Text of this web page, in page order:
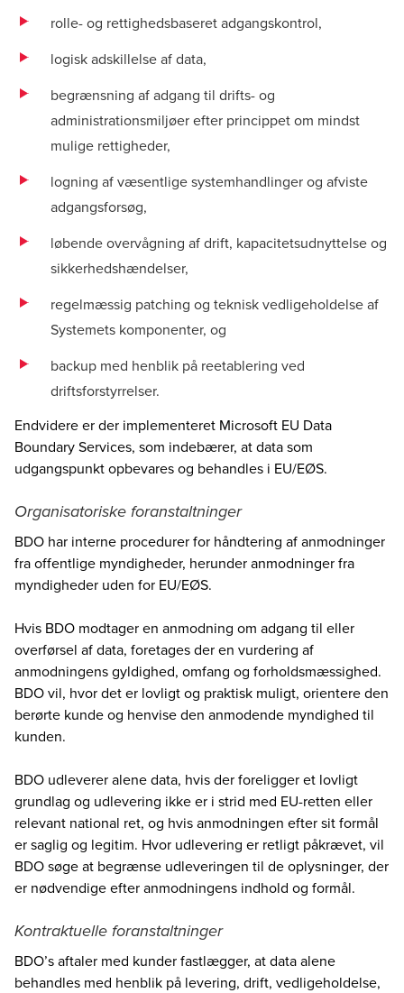
rolle- og rettighedsbaseret adgangskontrol,
logisk adskillelse af data,
begrænsning af adgang til drifts- og
administrationsmiljøer efter princippet om mindst
mulige rettigheder,
logning af væsentlige systemhandlinger og afviste
adgangsforsøg,
løbende overvågning af drift, kapacitetsudnyttelse og
sikkerhedshændelser,
regelmæssig patching og teknisk vedligeholdelse af
Systemets komponenter, og
backup med henblik på reetablering ved
driftsforstyrrelser.
Endvidere er der implementeret Microsoft EU Data
Boundary Services, som indebærer, at data som
udgangspunkt opbevares og behandles i EU/EØS.
Organisatoriske foranstaltninger
BDO har interne procedurer for håndtering af anmodninger
fra offentlige myndigheder, herunder anmodninger fra
myndigheder uden for EU/EØS.
Hvis BDO modtager en anmodning om adgang til eller
overførsel af data, foretages der en vurdering af
anmodningens gyldighed, omfang og forholdsmæssighed.
BDO vil, hvor det er lovligt og praktisk muligt, orientere den
berørte kunde og henvise den anmodende myndighed til
kunden.
BDO udleverer alene data, hvis der foreligger et lovligt
grundlag og udlevering ikke er i strid med EU-retten eller
relevant national ret, og hvis anmodningen efter sit formål
er saglig og legitim. Hvor udlevering er retligt påkrævet, vil
BDO søge at begrænse udleveringen til de oplysninger, der
er nødvendige efter anmodningens indhold og formål.
Kontraktuelle foranstaltninger
BDO’s aftaler med kunder fastlægger, at data alene
behandles med henblik på levering, drift, vedligeholdelse,